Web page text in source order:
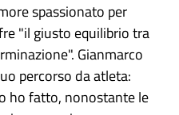
spassionato per
"il giusto equilibrio tra
Gianmarco
percorso da atleta:
ho fatto, nonostante le